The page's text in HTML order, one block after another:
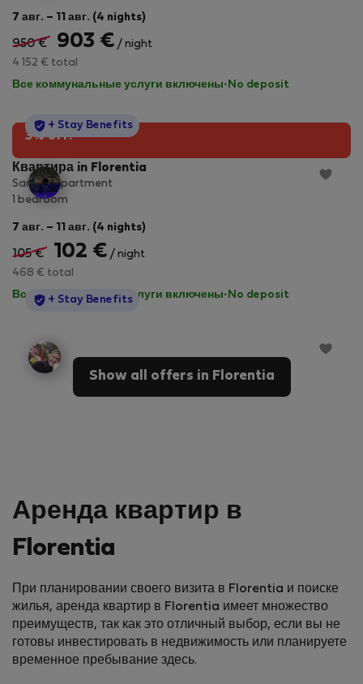
7 авг. – 11 авг. (4 nights)
950 € 903 € / night
4 152 € total
Все коммунальные услуги включены· No deposit
3% off!
StayProtection
+ Stay Benefits
Квартира in Florentia
Sandra Apartment
1 bedroom
7 авг. – 11 авг. (4 nights)
105 € 102 € / night
468 € total
Все коммунальные услуги включены· No deposit
StayProtection
+ Stay Benefits
Show all offers in Florentia
Аренда квартир в
Florentia
При планировании своего визита в Florentia и поиске
жилья, аренда квартир в Florentia имеет множество
преимуществ, так как это отличный выбор, если вы не
готовы инвестировать в недвижимость или планируете
временное пребывание здесь.